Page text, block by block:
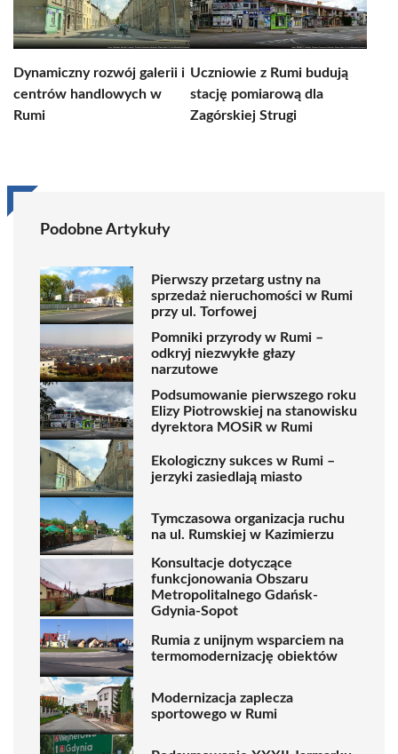
Dynamiczny rozwój galerii i
centrów handlowych w
Rumi
Uczniowie z Rumi budują
stację pomiarową dla
Zagórskiej Strugi
Podobne Artykuły
Pierwszy przetarg ustny na
sprzedaż nieruchomości w Rumi
przy ul. Torfowej
Pomniki przyrody w Rumi –
odkryj niezwykłe głazy
narzutowe
Podsumowanie pierwszego roku
Elizy Piotrowskiej na stanowisku
dyrektora MOSiR w Rumi
Ekologiczny sukces w Rumi –
jerzyki zasiedlają miasto
Tymczasowa organizacja ruchu
na ul. Rumskiej w Kazimierzu
Konsultacje dotyczące
funkcjonowania Obszaru
Metropolitalnego Gdańsk-
Gdynia-Sopot
Rumia z unijnym wsparciem na
termomodernizację obiektów
Modernizacja zaplecza
sportowego w Rumi